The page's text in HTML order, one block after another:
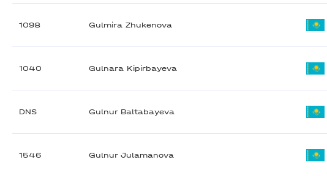
1098 Gulmira Zhukenova
1040 Gulnara Kipirbayeva
DNS Gulnur Baltabayeva
1546 Gulnur Julamanova